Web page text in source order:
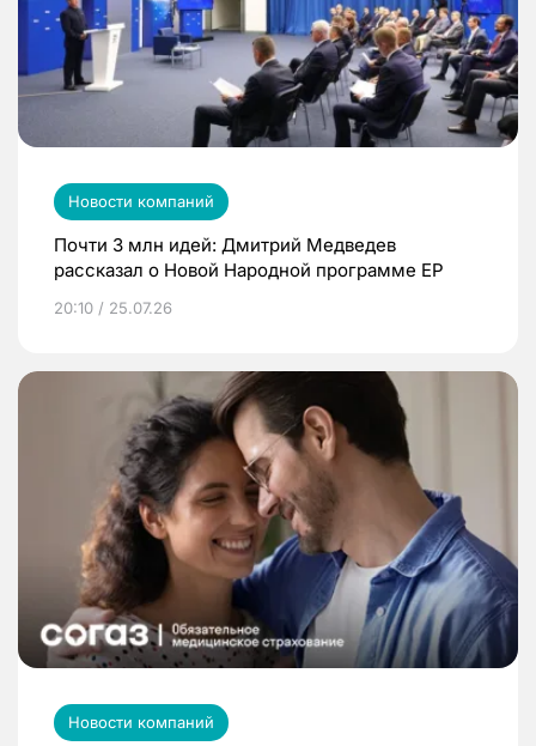
Новости компаний
Почти 3 млн идей: Дмитрий Медведев
рассказал о Новой Народной программе ЕР
20:10 / 25.07.26
Новости компаний